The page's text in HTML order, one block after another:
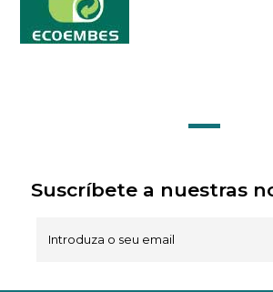
Suscríbete a nuestras